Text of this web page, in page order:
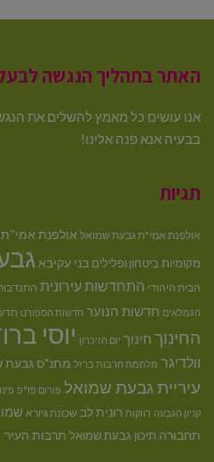
האתר בתהליך הנגשה
אנו עושים כל מאמץ להשלים את
בבעיה אנא פנה אלינו!
תגיות
אולפנת אמי"ת גבעת שמואל אולפנת אמי''ת
מקומיות ביטחון ופלילים בני עקיבא
הבית היהודי התחדשות עירונית
הגמלאים חדשות הנוער חדשות הספורט
החינוך חינוך יום הזיכרון יוסי
וולדיגר מלחמת חרבות ברזל מתנ"ס גבעת
עיריית גבעת שמואל פורום פו"פ
קניון הגבעה רווקות רונית לב שכונת גיורא
תחבורה תיכון גבעת שמואל תרבות העיר